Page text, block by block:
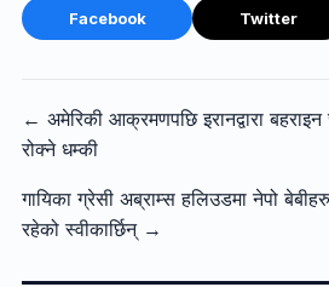
Facebook Twitter
← अमेरिकी आक्रमणपछि इरानद्वारा
रोक्ने धम्की
गायिका ग्रेसी अब्राम्स हलिउडमा नेपो
रहेको स्वीकार्छिन् →